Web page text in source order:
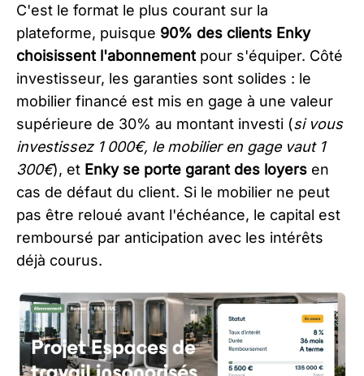
C'est le format le plus courant sur la
plateforme, puisque 90% des clients Enky
choisissent l'abonnement pour s'équiper. Côté
investisseur, les garanties sont solides : le
mobilier financé est mis en gage à une valeur
supérieure de 30% au montant investi (si vous
investissez 1 000€, le mobilier en gage vaut 1
300€), et Enky se porte garant des loyers en
cas de défaut du client. Si le mobilier ne peut
pas être reloué avant l'échéance, le capital est
remboursé par anticipation avec les intérêts
déjà courus.